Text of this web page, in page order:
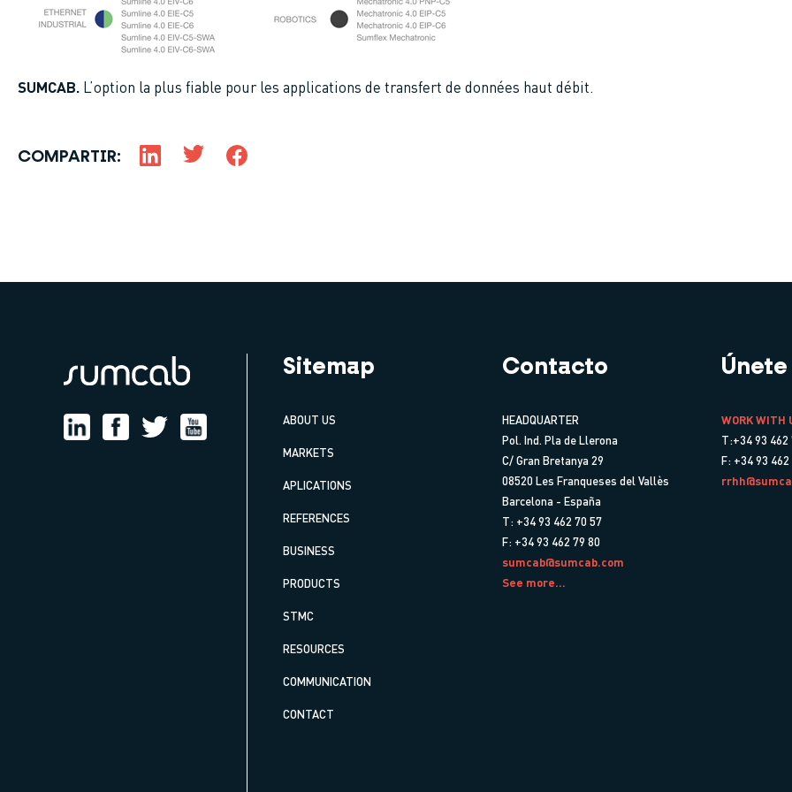
SUMCAB. L’option la plus fiable pour les applications de transfert de données haut débit.
COMPARTIR:
Sitemap
ABOUT US
MARKETS
APLICATIONS
REFERENCES
BUSINESS
PRODUCTS
STMC
RESOURCES
COMMUNICATION
CONTACT
Contacto
HEADQUARTER
Pol. Ind. Pla de Llerona
C/ Gran Bretanya 29
08520 Les Franqueses del Vallès
Barcelona - España
T: +34 93 462 70 57
F: +34 93 462 79 80
sumcab@sumcab.com
See more...
Únete
WORK WITH
T:+34 93 462
F: +34 93 462